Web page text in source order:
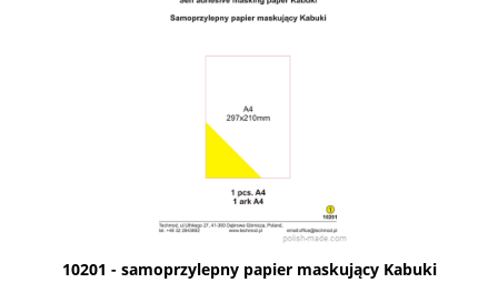
10201 - samoprzylepny papier maskujący Kabuki